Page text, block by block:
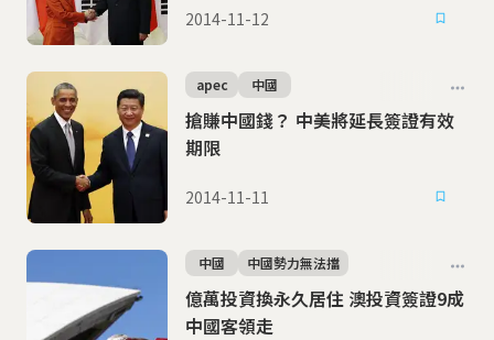
2014-11-12
搶賺中國錢？ 中美將延長簽證有效
期限
apec 中國
2014-11-11
億萬投資換永久居住 澳投資簽證9成
中國客領走
中國 中國勢力無法擋